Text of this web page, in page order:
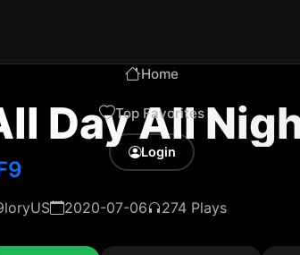
Home
Top Favorites
Login
Day All
2020-07-06 274 Plays